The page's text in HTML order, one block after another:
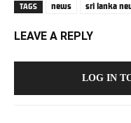
TAGS news sri lanka
LEAVE A REPLY
LOG IN